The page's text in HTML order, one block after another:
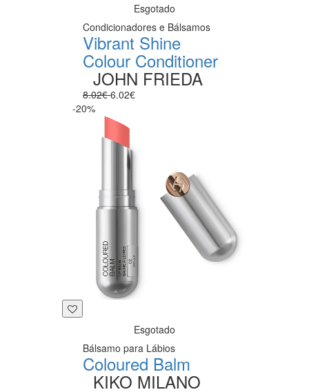
Esgotado
Condicionadores e Bálsamos
Vibrant Shine
Colour Conditioner
JOHN FRIEDA
8.02€6.02€
-20%
Esgotado
Bálsamo para Lábios
Coloured Balm
KIKO MILANO